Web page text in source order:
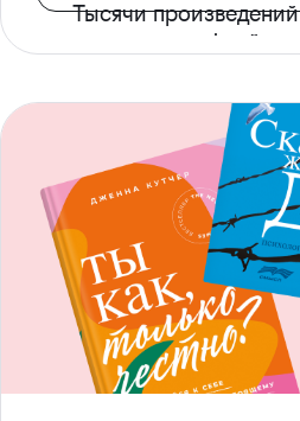
Тысячи произведений
с доступом офлайн